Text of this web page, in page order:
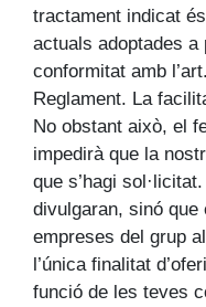
tractament indicat
actuals adoptades a
conformitat amb
Reglament. La
No obstant això, el
impedirà que la
que s’hagi
divulgaran, sinó
empreses del grup
l’única finalitat
funció de les teves